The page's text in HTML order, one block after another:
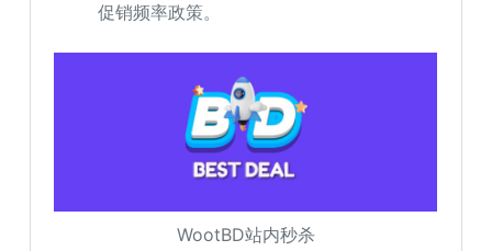
促销频率政策。
WootBD站内秒杀